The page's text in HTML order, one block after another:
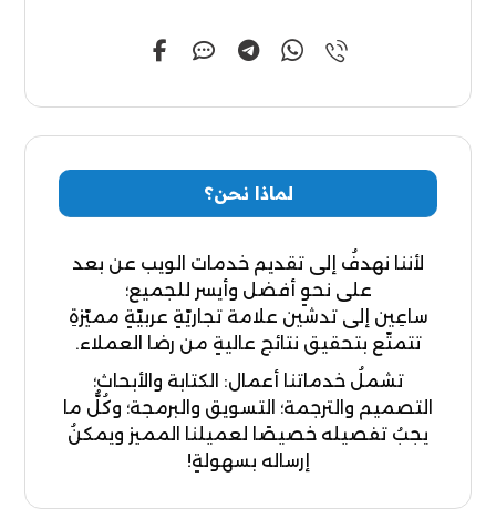
لماذا نحن؟
لأننا نهدفُ إلى تقديم خدمات الويب عن بعد
على نحوٍ أفضل وأيسر للجميع؛
ساعِين إلى تدشين علامة تجاريّةٍ عربيّةٍ مميّزةِ
تتمتّع بتحقيق نتائج عاليةٍ من رضا العملاء.
تشملُ خدماتنا أعمال: الكتابة والأبحاث؛
التصميم والترجمة؛ التسويق والبرمجة؛ وكُلُّ ما
يجبُ تفصيله خصيصًا لعميلنا المميز ويمكنُ
إرساله بسهولةٍ!